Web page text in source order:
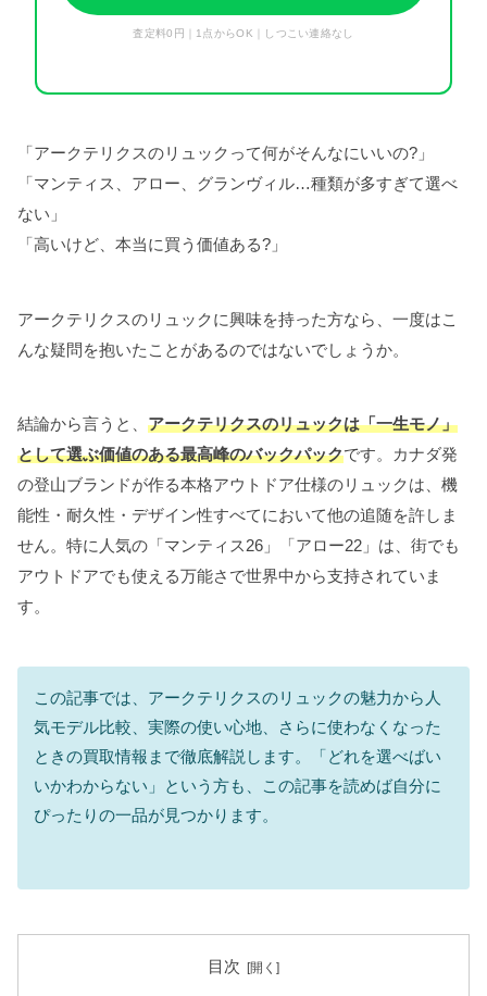
査定料0円｜1点からOK｜しつこい連絡なし
「アークテリクスのリュックって何がそんなにいいの?」
「マンティス、アロー、グランヴィル…種類が多すぎて選べ
ない」
「高いけど、本当に買う価値ある?」
アークテリクスのリュックに興味を持った方なら、一度はこ
んな疑問を抱いたことがあるのではないでしょうか。
結論から言うと、 アークテリクスのリュックは「一生モノ」
として選ぶ価値のある最高峰のバックパックです。カナダ発
の登山ブランドが作る本格アウトドア仕様のリュックは、機
能性・耐久性・デザイン性すべてにおいて他の追随を許しま
せん。特に人気の「マンティス26」「アロー22」は、街でも
アウトドアでも使える万能さで世界中から支持されていま
す。
この記事では、アークテリクスのリュックの魅力から人
気モデル比較、実際の使い心地、さらに使わなくなった
ときの買取情報まで徹底解説します。「どれを選べばい
いかわからない」という方も、この記事を読めば自分に
ぴったりの一品が見つかります。
目次